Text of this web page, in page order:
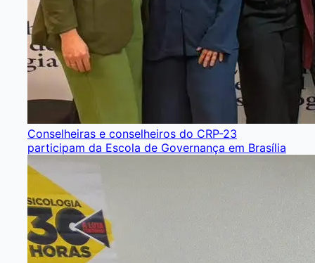
Conselheiras e conselheiros do CRP-23
participam da Escola de Governança em Brasília